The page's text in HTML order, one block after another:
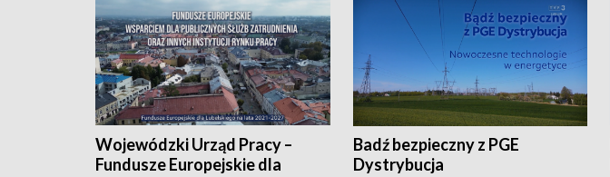
Wojewódzki Urząd Pracy –
Fundusze Europejskie dla
Badź bezpieczny z PGE
Dystrybucja